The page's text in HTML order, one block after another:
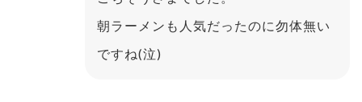
朝ラーメンも人気だったのに勿体無い
ですね(泣)